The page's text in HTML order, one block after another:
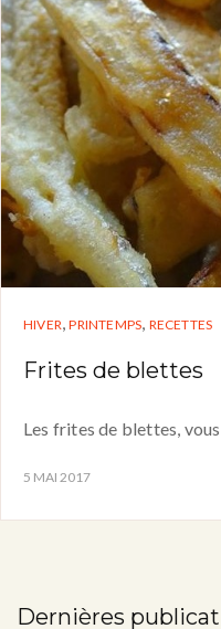
HIVER,PRINTEMPS, RECETTES
Frites de blettes
Les frites de blettes,
5 MAI 2017
Dernières